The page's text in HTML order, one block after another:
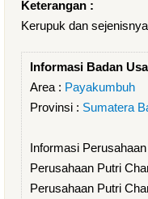
Keterangan :
Kerupuk dan sejenisnya
Informasi Badan
Area : Payakumbuh
Provinsi : Sumatera
Informasi
Perusahaan Putri
Perusahaan Putri